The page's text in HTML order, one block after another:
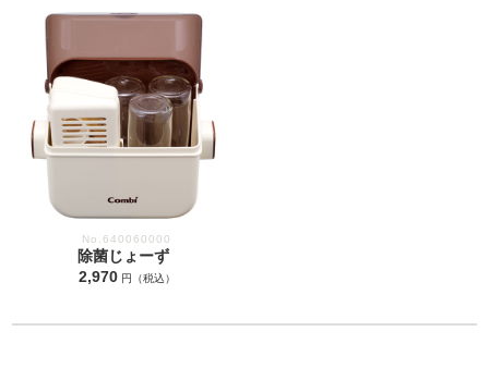
No.640060000
除菌じょーず
2,970 円（税込）